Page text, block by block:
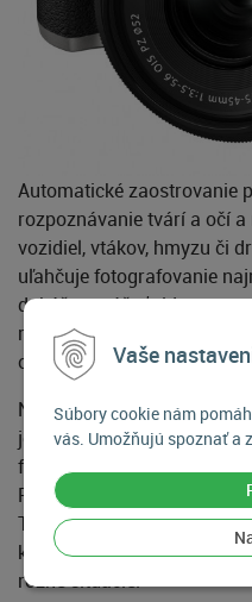
Vaše
Súbory cookie nám
vás. Umožňujú spoznať a
Automatické zaostrovanie
rozpoznávanie tvárí a očí
vozidiel, vtákov, hmyzu či
uľahčuje fotografovanie
dokáže natáčať video vo
rýchlych režimoch 4K/60P
obrazu redukuje otrasy.
Novinkou je otočný volič
jednoducho voliť z 20
fotografického filmu. Medzi
REALA ACE či mäkšie,
Tento volič má tri
kde si môžete uložiť
rôzne situácie.